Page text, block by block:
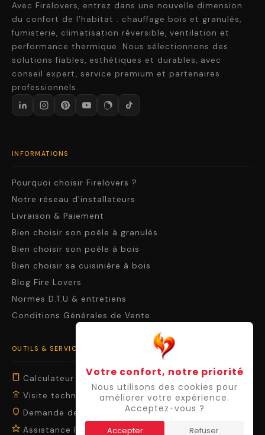
Avec Firelovers, entrez dans une nouvelle dimension
du confort de l’habitat : chauffage bois et granulés,
fumisterie, climatisation réversible, ventilation et
performance thermique. Nous sélectionnons des
solutions fiables, esthétiques et durables, avec
conseil expert, service premium et partenaires
professionnels.
INFORMATIONS
Pourquoi choisir Firelovers ?
Notre réseau d'installateurs
Livraison & Paiement
Bien choisir son poêle à granulés
Bien choisir son poêle à bois
Bien choisir sa cuisinière à bois
Blog Fire Lovers
Normes D.T.U & entretiens
Conditions Générales de Vente
OUTILS & SERVICES
Calculateur de puissance
Visite technique virtuelle
Demande de garantie
Assistance Premium
Votre confort, notre priorité
Nous utilisons des cookies pour
améliorer votre expérience.
Acceptez-vous ?
Accepter Refuser